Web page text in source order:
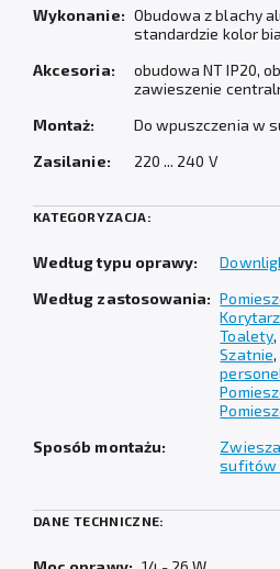
Wykonanie: Obudowa z blachy
standardzie kolor
Akcesoria:
obudowa NT IP20,
zawieszenie
Montaż:
Do wpuszczenia w
Zasilanie:
220 ... 240 V
KATEGORYZACJA:
Według typu oprawy:
Według zastosowania:
Toalety,
Szatnie,
Sposób montażu:
sufitów
DANE TECHNICZNE: